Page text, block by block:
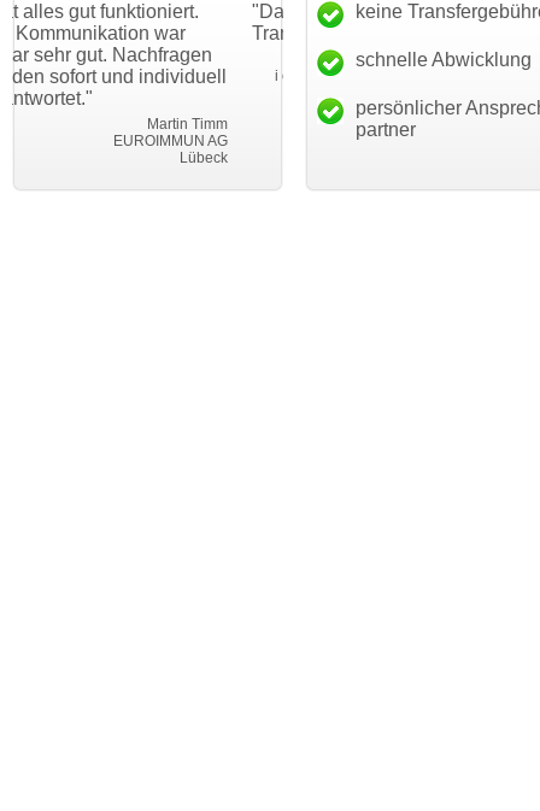
war
individuell
"Danke für den schnellen
Transfer und guten Service!"
Thomas Schäfer
i can eckert communication GmbH
"Ich bin dankbar,
haben. Die
mein Business
keine
schnelle Abwicklung
persönlicher
partner